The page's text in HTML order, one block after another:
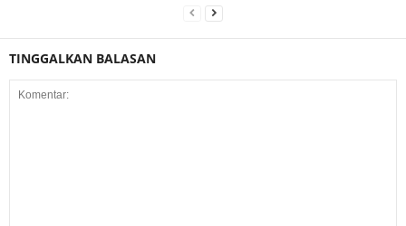
TINGGALKAN BALASAN